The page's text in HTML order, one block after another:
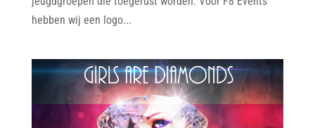
hebben wij een logo...